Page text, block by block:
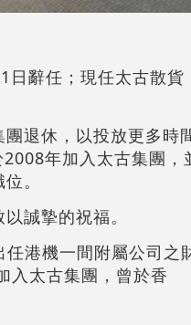
日辭任；現任太古散貨
退休，以投放更多時
年加入太古集團，
。
誠摯的祝福。
港機一間附屬公司之
入太古集團，曾於香